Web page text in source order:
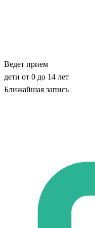
Ведет прием
дети от 0 до 14 лет
Ближайшая запись